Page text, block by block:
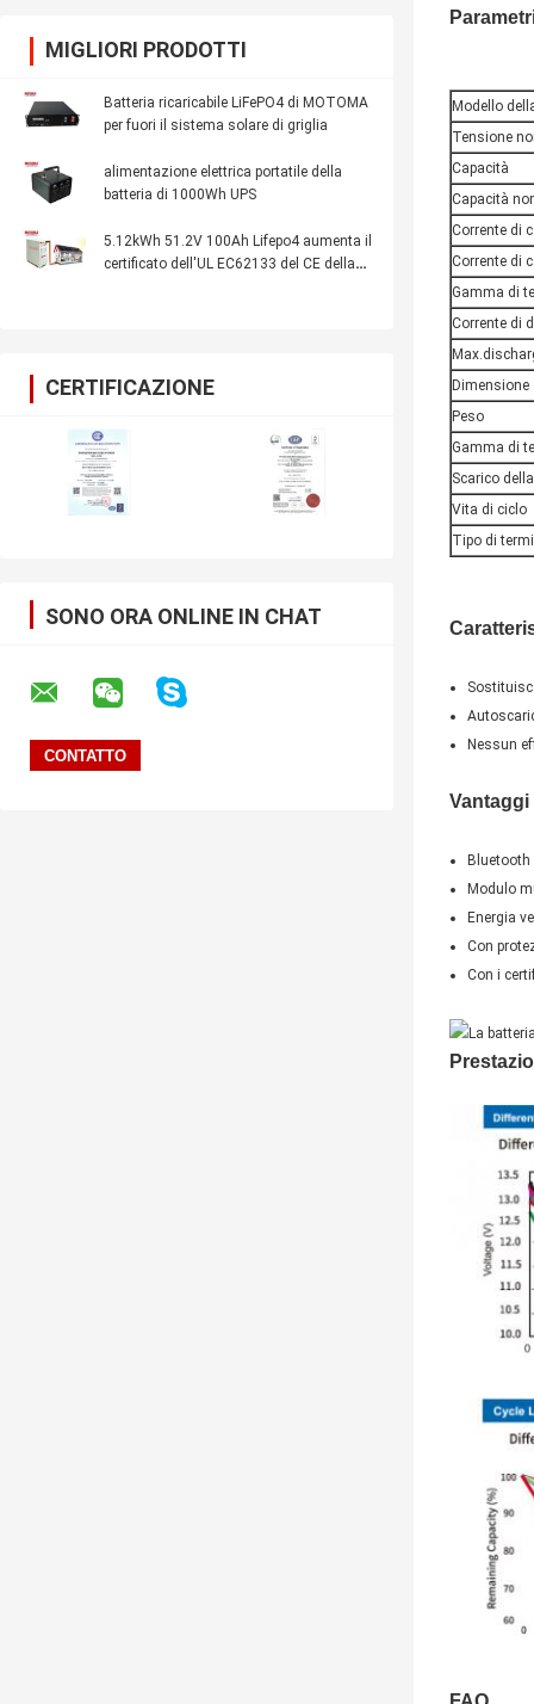
MIGLIORI PRODOTTI
Batteria ricaricabile LiFePO4 di MOTOMA
per fuori il sistema solare di griglia
alimentazione elettrica portatile della
batteria di 1000Wh UPS
5.12kWh 51.2V 100Ah Lifepo4 aumenta il
certificato dell'UL EC62133 del CE della
CERTIFICAZIONE
SONO ORA ONLINE IN CHAT
Modello
Tensione
Capacità
Capacità
Corrente di
Corrente di
Gamma di
Corrente di
Dimensione
Peso
Gamma di
Scarico
Vita di ciclo
Tipo di
Nessun
Vantaggi
Bluetooth
Modulo
Energia
Con
Con i